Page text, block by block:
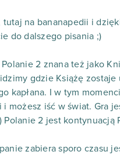
na bananapedii i
do dalszego pisania ;)
2 znana też jako
gdzie Książę
kapłana. I w tym
możesz iść w świat. Gra
Polanie 2 jest kontynuacją
zabiera sporo czasu